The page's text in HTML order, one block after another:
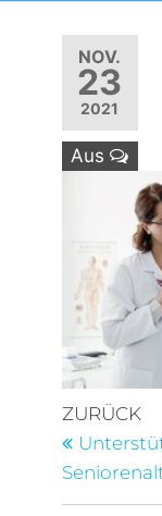
NOV.
23
2021
Aus
Vorheriger
Beitrag
ZURÜCK